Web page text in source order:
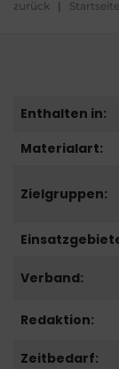
zurück | Startseite
Enthalten in:
Materialart:
Zielgruppen:
Verband:
Redaktion:
Zeitbedarf: